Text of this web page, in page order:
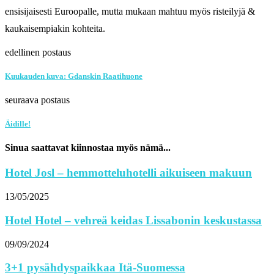
ensisijaisesti Euroopalle, mutta mukaan mahtuu myös risteilyjä &
kaukaisempiakin kohteita.
edellinen postaus
Kuukauden kuva: Gdanskin Raatihuone
seuraava postaus
Äidille!
Sinua saattavat kiinnostaa myös nämä...
Hotel Josl – hemmotteluhotelli aikuiseen makuun
13/05/2025
Hotel Hotel – vehreä keidas Lissabonin keskustassa
09/09/2024
3+1 pysähdyspaikkaa Itä-Suomessa